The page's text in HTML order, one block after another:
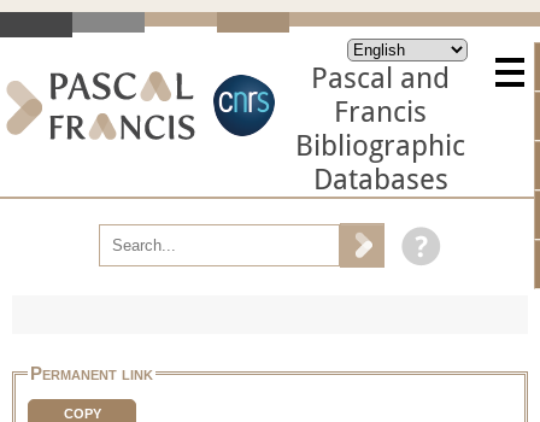
Pascal and
Francis
Bibliographic
Databases
Permanent link
COPY